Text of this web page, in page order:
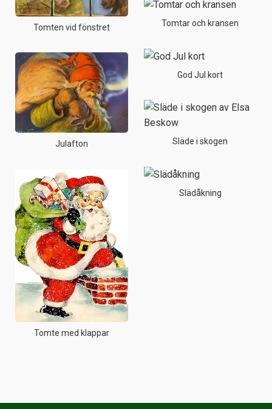
Tomten vid fönstret
Julafton
Tomte med klappar
Tomtar och kransen
God Jul kort
Släde i skogen
Slädåkning